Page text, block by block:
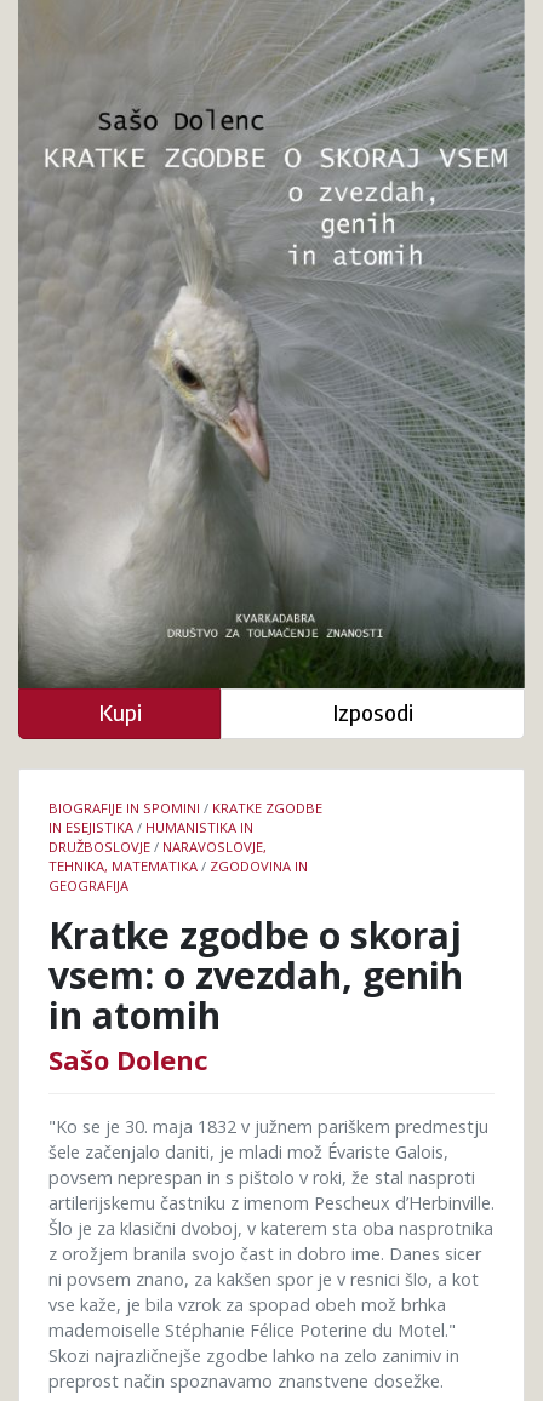
Kratke
zgodbe
skoraj
vsem:
zvezdah,
genih
atomih
knjige
BIOGRAFIJE IN SPOMINI / KRATKE ZGODBE
IN ESEJISTIKA / HUMANISTIKA IN
DRUŽBOSLOVJE / NARAVOSLOVJE,
TEHNIKA, MATEMATIKA / ZGODOVINA IN
GEOGRAFIJA
Kratke zgodbe o skoraj
vsem: o zvezdah, genih
in atomih
Sašo Dolenc
"Ko se je 30. maja 1832 v južnem pariškem predmestju
šele začenjalo daniti, je mladi mož Évariste Galois,
povsem neprespan in s pištolo v roki, že stal nasproti
artilerijskemu častniku z imenom Pescheux d’Herbinville.
Šlo je za klasični dvoboj, v katerem sta oba nasprotnika
z orožjem branila svojo čast in dobro ime. Danes sicer
ni povsem znano, za kakšen spor je v resnici šlo, a kot
vse kaže, je bila vzrok za spopad obeh mož brhka
mademoiselle Stéphanie Félice Poterine du Motel."
Skozi najrazličnejše zgodbe lahko na zelo zanimiv in
preprost način spoznavamo znanstvene dosežke.
knjigo
Kupi Izposodi